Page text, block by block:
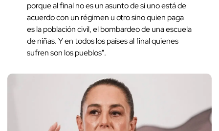
porque al final no es un asunto de si uno está de
acuerdo con un régimen u otro sino quien paga
es la población civil, el bombardeo de una escuela
de niñas. Y en todos los países al final quienes
sufren son los pueblos".